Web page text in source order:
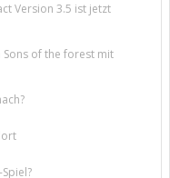
Version 3.5 ist jetzt
Sons of the forest mit